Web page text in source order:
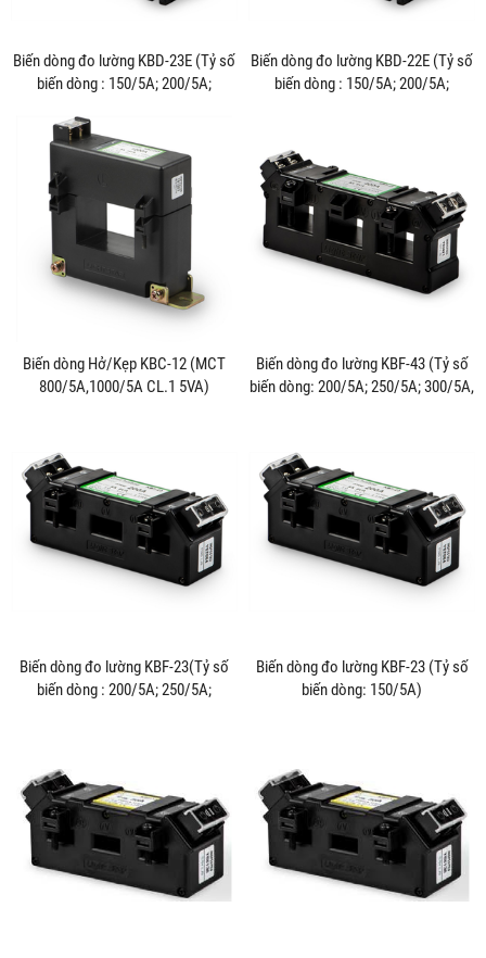
Biến dòng đo lường KBD-23E (Tỷ số
biến dòng : 150/5A; 200/5A;
Biến dòng đo lường KBD-22E (Tỷ số
biến dòng : 150/5A; 200/5A;
Biến dòng Hở/Kẹp KBC-12 (MCT
800/5A,1000/5A CL.1 5VA)
Biến dòng đo lường KBF-43 (Tỷ số
biến dòng: 200/5A; 250/5A; 300/5A,
Biến dòng đo lường KBF-23(Tỷ số
biến dòng : 200/5A; 250/5A;
Biến dòng đo lường KBF-23 (Tỷ số
biến dòng: 150/5A)